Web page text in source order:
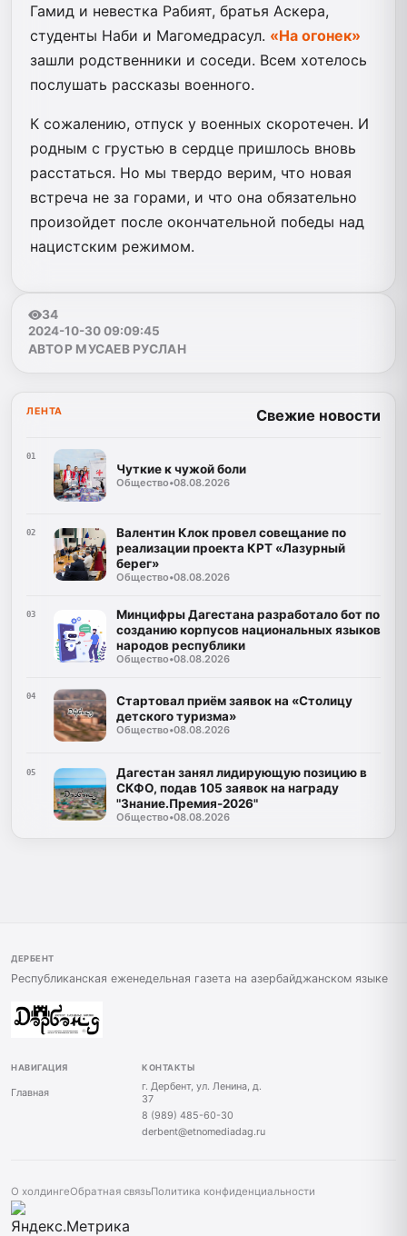
Гамид и невестка Рабият, братья Аскера,
студенты Наби и Магомедрасул. «На огонек»
зашли родственники и соседи. Всем хотелось
послушать рассказы военного.
К сожалению, отпуск у военных скоротечен. И
родным с грустью в сердце пришлось вновь
расстаться. Но мы твердо верим, что новая
встреча не за горами, и что она обязательно
произойдет после окончательной победы над
нацистским режимом.
34
2024-10-30 09:09:45
АВТОР МУСАЕВ РУСЛАН
ЛЕНТА Свежие новости
01
Чуткие к чужой боли
Общество•08.08.2026
02
Валентин Клок провел совещание по
реализации проекта КРТ «Лазурный
берег»
Общество•08.08.2026
03
Минцифры Дагестана разработало бот по
созданию корпусов национальных языков
народов республики
Общество•08.08.2026
04
Стартовал приём заявок на «Столицу
детского туризма»
Общество•08.08.2026
05
Дагестан занял лидирующую позицию в
СКФО, подав 105 заявок на награду
"Знание.Премия-2026"
Общество•08.08.2026
ДЕРБЕНТ
Республиканская еженедельная газета на азербайджанском языке
НАВИГАЦИЯ
Главная
КОНТАКТЫ
г. Дербент, ул. Ленина, д.
37
8 (989) 485-60-30
derbent@etnomediadag.ru
О холдингеОбратная связьПолитика конфиденциальности